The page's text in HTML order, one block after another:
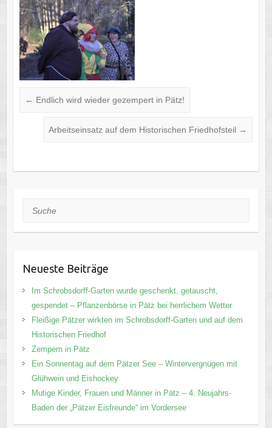
← Endlich wird wieder gezempert in Pätz!
Arbeitseinsatz auf dem Historischen Friedhofsteil →
Suche
Neueste Beiträge
Im Schrobsdorff-Garten wurde geschenkt, getauscht,
gespendet – Pflanzenbörse in Pätz bei herrlichem Wetter
Fleißige Pätzer wirkten im Schrobsdorff-Garten und auf dem
Historischen Friedhof
Zempern in Pätz
Ein Sonnentag auf dem Pätzer See – Wintervergnügen mit
Glühwein und Eishockey
Mutige Kinder, Frauen und Männer in Pätz – 4. Neujahrs-
Baden der „Pätzer Eisfreunde“ im Vordersee